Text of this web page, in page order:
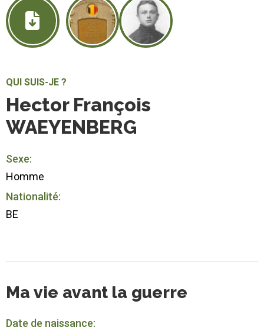
QUI SUIS-JE ?
Hector François
WAEYENBERG
Sexe:
Homme
Nationalité:
BE
Ma vie avant la guerre
Date de naissance: